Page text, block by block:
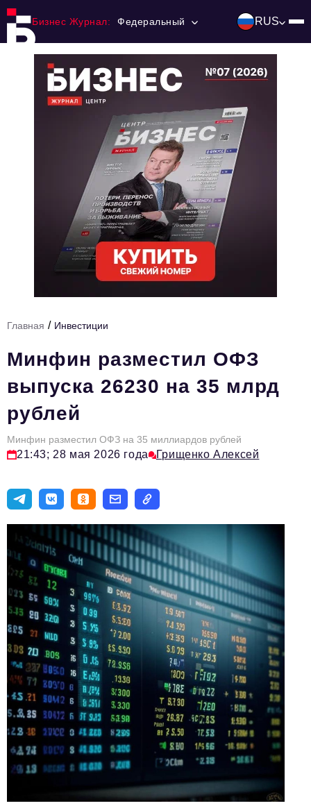
Бизнес Журнал: Федеральный RUS
Ниши и рынки
Технологии и тренды
HR
Персона номера
Юридический практикум
Стиль жизни
Импортозамещение
Эксперты
Авторские материалы
Видео
Телефон редакции:+7 495 727-01-67
Электронные почты редакции:
Информационный отдел
info@business-magazine.online
Отдел рекламы
reklama@business-magazine.online
Отдел распространения/редакционная подписка
podpiska@business-magazine.online
partner@business-magazine.online
Главная / Инвестиции
Минфин разместил ОФЗ
выпуска 26230 на 35 млрд
рублей
Минфин разместил ОФЗ на 35 миллиардов рублей
21:43; 28 мая 2026 года Грищенко Алексей